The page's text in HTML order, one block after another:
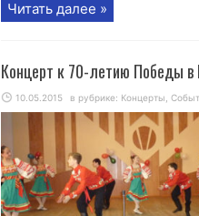
Читать далее »
Концерт к 70-летию Победы в
10.05.2015 в рубрике: Концерты